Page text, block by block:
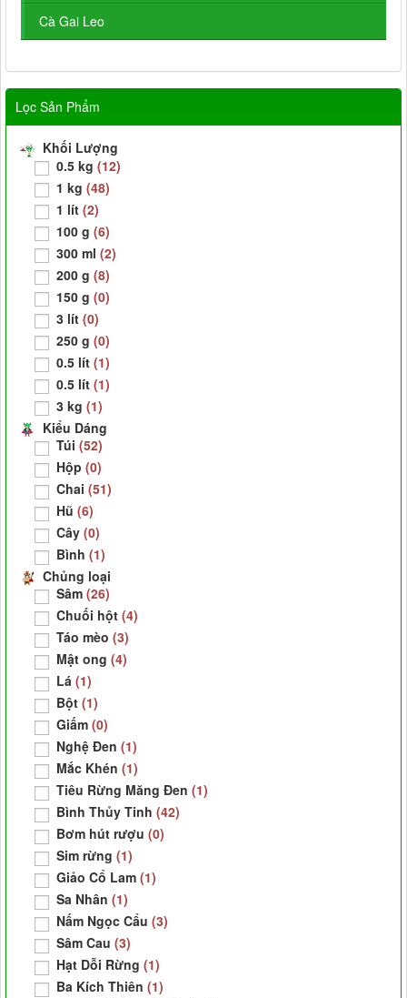
Cà Gai Leo
Lọc Sản Phẩm
Khối Lượng
0.5 kg (12)
1 kg (48)
1 lít (2)
100 g (6)
300 ml (2)
200 g (8)
150 g (0)
3 lít (0)
250 g (0)
0.5 lít (1)
0.5 lít (1)
3 kg (1)
Kiểu Dáng
Túi (52)
Hộp (0)
Chai (51)
Hũ (6)
Cây (0)
Bình (1)
Chủng loại
Sâm (26)
Chuối hột (4)
Táo mèo (3)
Mật ong (4)
Lá (1)
Bột (1)
Giấm (0)
Nghệ Đen (1)
Mắc Khén (1)
Tiêu Rừng Măng Đen (1)
Bình Thủy Tinh (42)
Bơm hút rượu (0)
Sim rừng (1)
Giảo Cổ Lam (1)
Sa Nhân (1)
Nấm Ngọc Cẩu (3)
Sâm Cau (3)
Hạt Dỗi Rừng (1)
Ba Kích Thiên (1)